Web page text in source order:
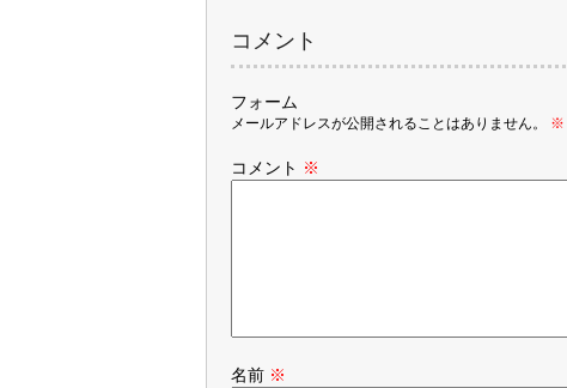
コメント
フォーム
メールアドレスが公開されることはありません。 ※
コメント ※
名前 ※